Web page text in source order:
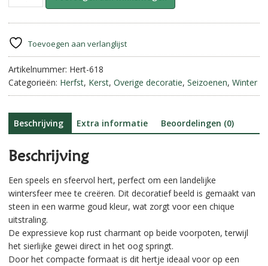
Hert-
Small
aantal
n
t
i
e
:
Toevoegen aan verlanglijst
Artikelnummer: Hert-618
Categorieën: Herfst, Kerst, Overige decoratie, Seizoenen, Winter
Beschrijving Extra informatie Beoordelingen (0)
Beschrijving
Een speels en sfeervol hert, perfect om een landelijke
wintersfeer mee te creëren. Dit decoratief beeld is gemaakt van
steen in een warme goud kleur, wat zorgt voor een chique
uitstraling.
De expressieve kop rust charmant op beide voorpoten, terwijl
het sierlijke gewei direct in het oog springt.
Door het compacte formaat is dit hertje ideaal voor op een